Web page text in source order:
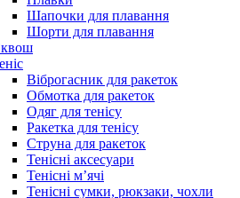
Шапочки для плавання
Шорти для плавання
Віброгасник для ракеток
Обмотка для ракеток
Одяг для тенісу
Ракетка для тенісу
Струна для ракеток
Тенісні аксесуари
Тенісні мʼячі
Тенісні сумки, рюкзаки, чохли